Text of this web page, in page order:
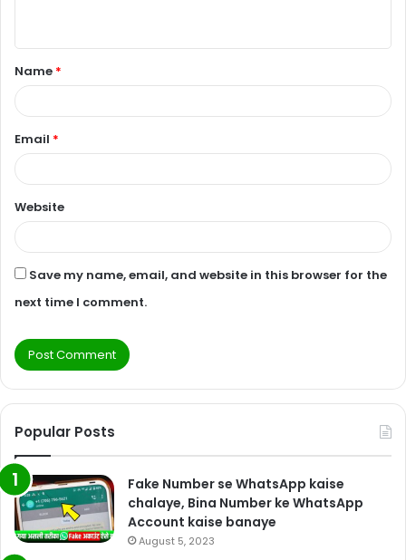
t
*
Name *
Email *
Website
Save my name, email, and website in this browser for the
next time I comment.
Popular Posts
Fake Number se WhatsApp kaise
chalaye, Bina Number ke WhatsApp
Account kaise banaye
August 5, 2023